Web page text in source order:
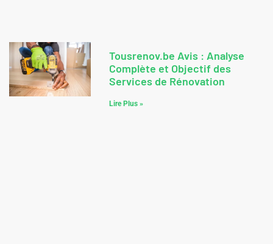
Tousrenov.be Avis : Analyse
Complète et Objectif des
Services de Rénovation
Lire Plus »